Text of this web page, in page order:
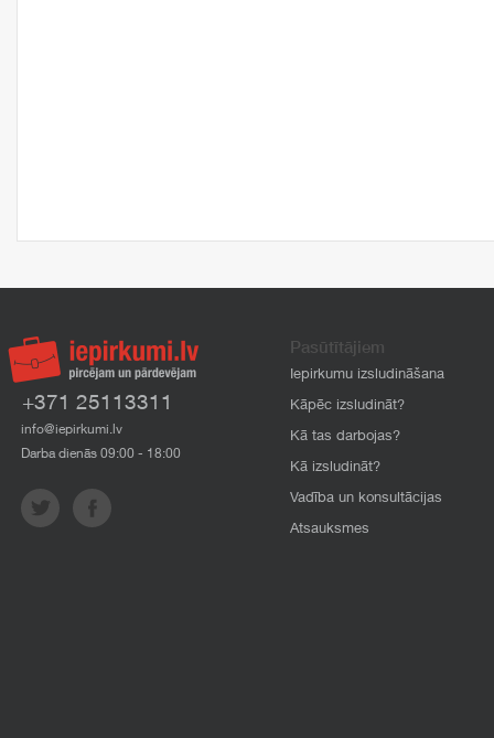
+371 25113311
info@iepirkumi.lv
Darba dienās 09:00 - 18:00
Pasūtītājiem
Iepirkumu izsludināšana
Kāpēc izsludināt?
Kā tas darbojas?
Kā izsludināt?
Vadība un konsultācijas
Atsauksmes